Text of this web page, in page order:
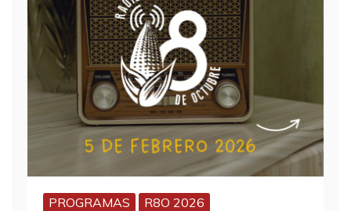
PROGRAMAS R8O 2026